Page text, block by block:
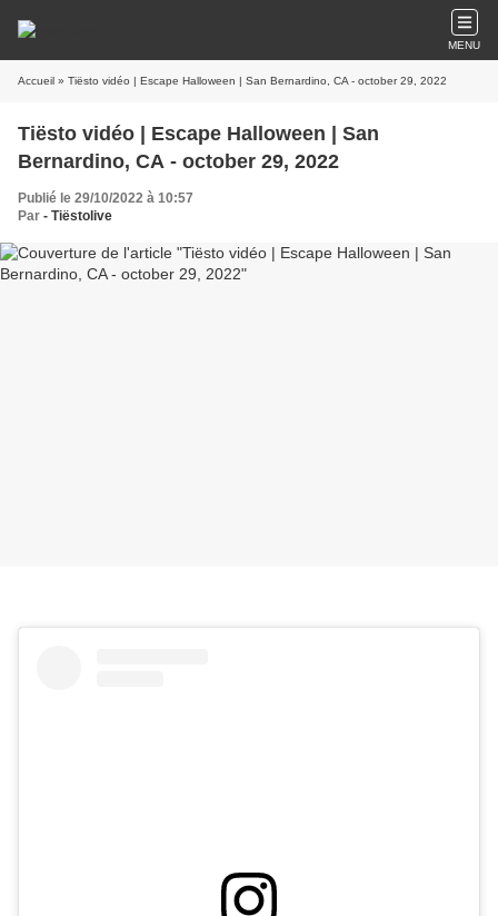
MENU
Accueil » Tiësto vidéo | Escape Halloween | San Bernardino, CA - october 29, 2022
Tiësto vidéo | Escape Halloween | San
Bernardino, CA - october 29, 2022
Publié le 29/10/2022 à 10:57
Par - Tiëstolive